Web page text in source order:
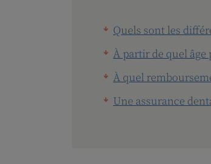
Quels sont les
À partir de quel
À quel
Une assurance